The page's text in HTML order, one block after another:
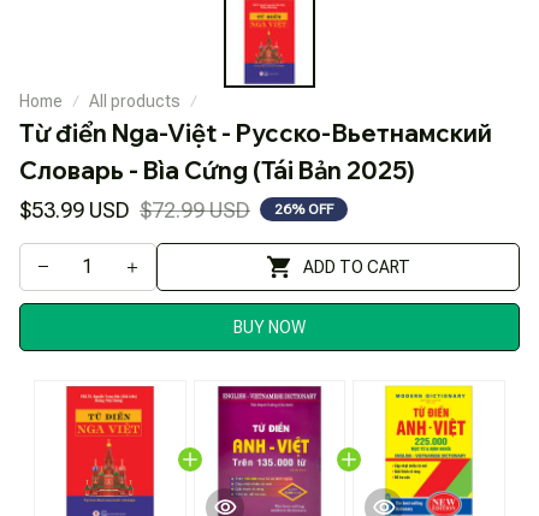
Home All products
Từ điển Nga-Việt - Pусско-Вьетнамский
Словарь - Bìa Cứng (Tái Bản 2025)
$53.99 USD $72.99 USD 26% OFF
ADD TO CART
BUY NOW